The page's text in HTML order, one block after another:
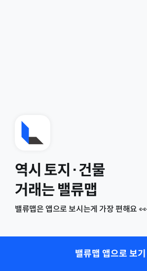
역시 토지·건물
거래는 밸류맵
밸류맵은 앱으로 보시는게 가장 편해요 👀
밸류맵 앱으로 보기